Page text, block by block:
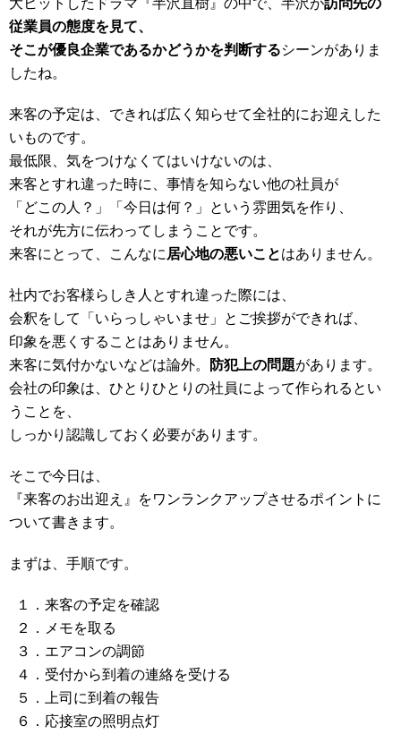
大ヒットしたドラマ『半沢直樹』の中で、半沢が訪問先の
従業員の態度を見て、
そこが優良企業であるかどうかを判断するシーンがありま
したね。
来客の予定は、できれば広く知らせて全社的にお迎えした
いものです。
最低限、気をつけなくてはいけないのは、
来客とすれ違った時に、事情を知らない他の社員が
「どこの人？」「今日は何？」という雰囲気を作り、
それが先方に伝わってしまうことです。
来客にとって、こんなに 居心地の悪いことはありません。
社内でお客様らしき人とすれ違った際には、
会釈をして「いらっしゃいませ」とご挨拶ができれば、
印象を悪くすることはありません。
来客に気付かないなどは論外。
防犯上の問題があります。
会社の印象は、ひとりひとりの社員によって作られるとい
うことを、
しっかり認識しておく必要があります。
そこで今日は、
『来客のお出迎え』をワンランクアップさせるポイントに
ついて書きます。
まずは、手順です。
１．来客の予定を確認
２．メモを取る
３．エアコンの調節
４．受付から到着の連絡を受ける
５．上司に到着の報告
６．応接室の照明点灯